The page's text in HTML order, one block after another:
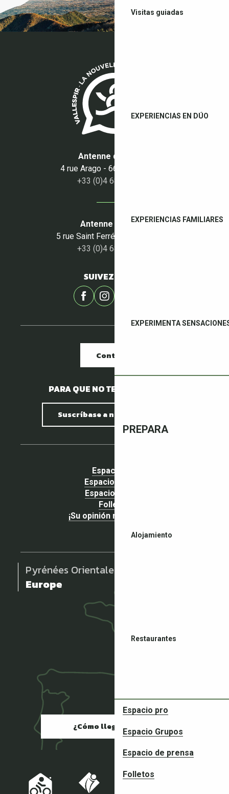
Visitas guiadas
EXPERIENCIAS EN DÚO
EXPERIENCIAS FAMILIARES
EXPERIMENTA
PREPARA
Alojamiento
Restaurantes
Espacio pro
Espacio Grupos
Espacio de prensa
Folletos
Antenne du Boulou
4 rue Arago - 66160 Le Boulou
+33 (0)4 68 87 50 95
Antenne du Céret
5 rue Saint Ferréol - 66400 Céret
+33 (0)4 68 87 00 53
SUIVEZ-NOUS !
Contacto
PARA QUE NO TE PIERDAS NADA.
Suscríbase a nuestro boletín
Espacio pro
Espacio Grupos
Espacio prensa
Folletos
¡Su opinión nos importa!
Pyrénées Orientales
Europe
¿Cómo llegar?